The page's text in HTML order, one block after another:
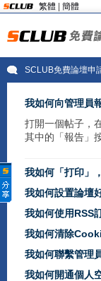
繁體 簡體
SCLUB免費論壇申
我如何向管理員
打開一個帖子，
其中的「報告」
我如何「打印」
我如何設置論壇
我如何使用RSS
我如何清除
我如何聯繫管理
我如何開通個人